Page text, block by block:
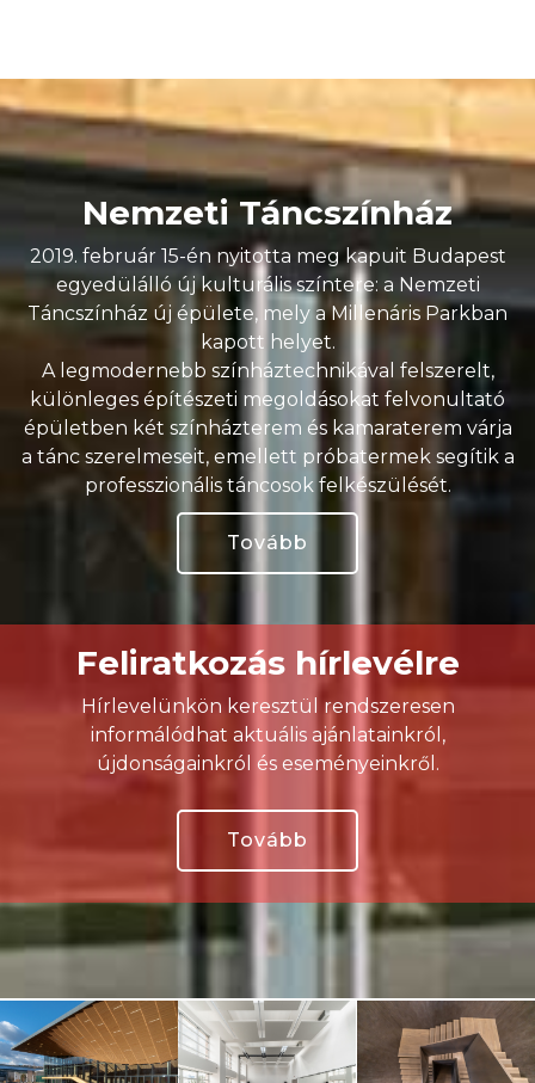
Nemzeti Táncszínház
2019. február 15-én nyitotta meg kapuit Budapest
egyedülálló új kulturális színtere: a Nemzeti
Táncszínház új épülete, mely a Millenáris Parkban
kapott helyet.
A legmodernebb színháztechnikával felszerelt,
különleges építészeti megoldásokat felvonultató
épületben két színházterem és kamaraterem várja
a tánc szerelmeseit, emellett próbatermek segítik a
professzionális táncosok felkészülését.
Tovább
Feliratkozás hírlevélre
Hírlevelünkön keresztül rendszeresen
informálódhat aktuális ajánlatainkról,
újdonságainkról és eseményeinkről.
Tovább